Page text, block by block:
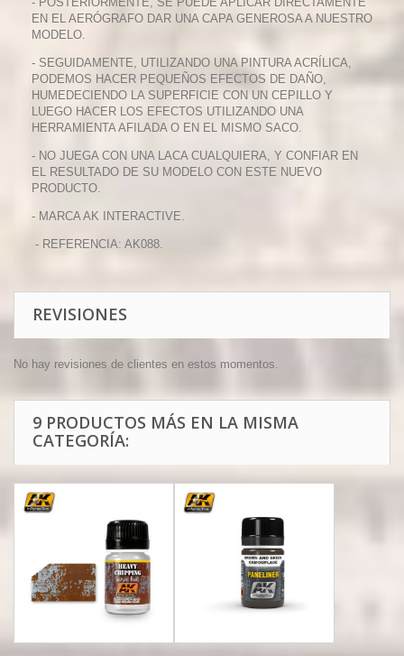
EN EL AERÓGRAFO DAR UNA CAPA GENEROSA A NUESTRO
MODELO.
- SEGUIDAMENTE, UTILIZANDO UNA PINTURA ACRÍLICA,
PODEMOS HACER PEQUEÑOS EFECTOS DE DAÑO,
HUMEDECIENDO LA SUPERFICIE CON UN CEPILLO Y
LUEGO HACER LOS EFECTOS UTILIZANDO UNA
HERRAMIENTA AFILADA O EN EL MISMO SACO.
- NO JUEGA CON UNA LACA CUALQUIERA, Y CONFIAR EN
EL RESULTADO DE SU MODELO CON ESTE NUEVO
PRODUCTO.
- MARCA AK INTERACTIVE.
- REFERENCIA: AK088.
REVISIONES
No hay revisiones de clientes en estos momentos.
9 PRODUCTOS MÁS EN LA MISMA
CATEGORÍA: